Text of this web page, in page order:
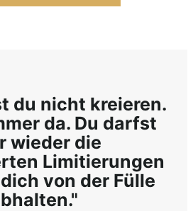
du nicht kreieren.
da. Du darfst
wieder die
Limitierungen
von der Fülle